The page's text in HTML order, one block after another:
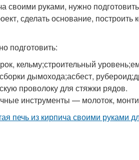
своими руками, нужно
сделать основание, построить
подготовить:
кельму;строительный
дымохода;асбест,
проволоку для стяжки рядов.
инструменты — молоток,